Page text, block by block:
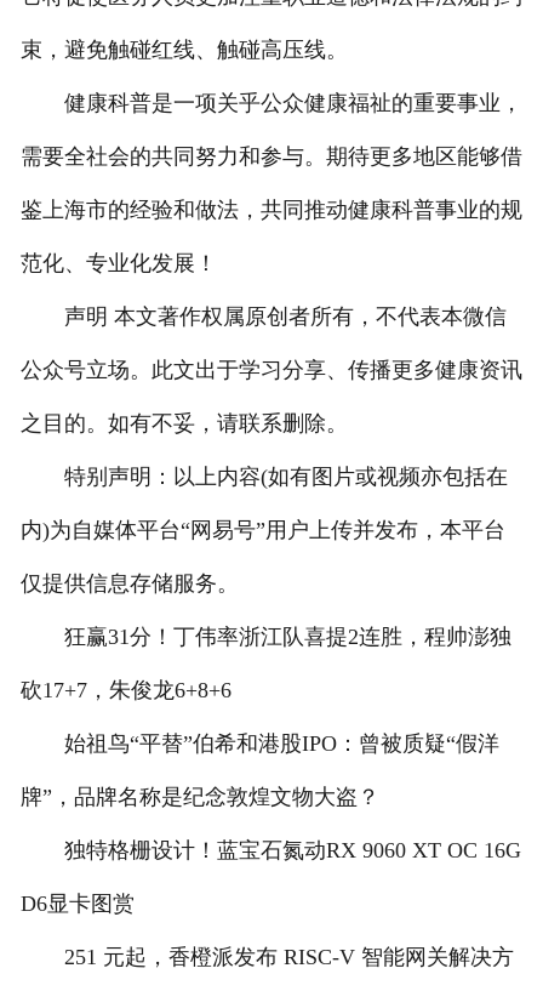
束，避免触碰红线、触碰高压线。
健康科普是一项关乎公众健康福祉的重要事业，
需要全社会的共同努力和参与。期待更多地区能够借
鉴上海市的经验和做法，共同推动健康科普事业的规
范化、专业化发展！
声明 本文著作权属原创者所有，不代表本微信
公众号立场。此文出于学习分享、传播更多健康资讯
之目的。如有不妥，请联系删除。
特别声明：以上内容(如有图片或视频亦包括在
内)为自媒体平台“网易号”用户上传并发布，本平台
仅提供信息存储服务。
狂赢31分！丁伟率浙江队喜提2连胜，程帅澎独
砍17+7，朱俊龙6+8+6
始祖鸟“平替”伯希和港股IPO：曾被质疑“假洋
牌”，品牌名称是纪念敦煌文物大盗？
独特格栅设计！蓝宝石氮动RX 9060 XT OC 16G
D6显卡图赏
251 元起，香橙派发布 RISC-V 智能网关解决方